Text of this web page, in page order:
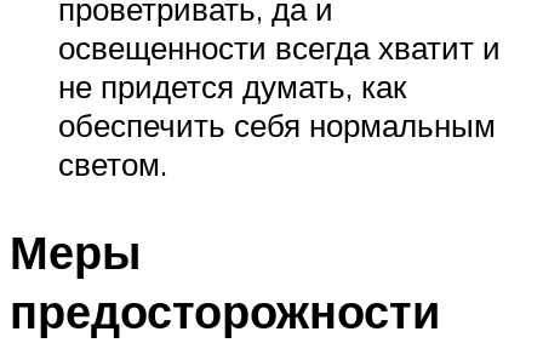
проветривать, да и
освещенности всегда хватит и
не придется думать, как
обеспечить себя нормальным
светом.
Меры
предосторожности